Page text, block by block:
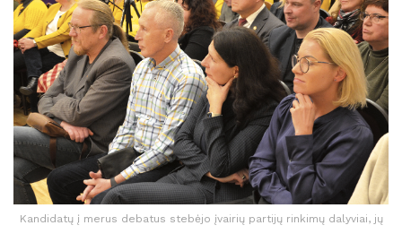
Kandidatų į merus debatus stebėjo įvairių partijų rinkimų dalyviai, jų